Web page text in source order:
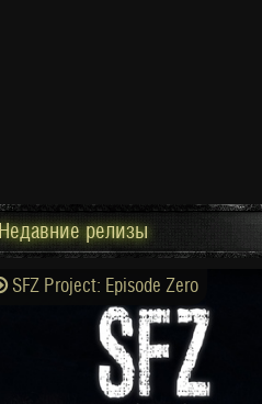
Недавние релизы
SFZ Project: Episode Zero